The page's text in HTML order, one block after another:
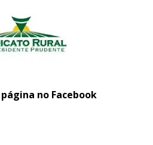
no Facebook